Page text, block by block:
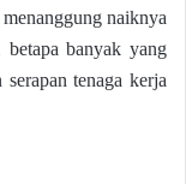
naiknya
banyak yang
tenaga kerja